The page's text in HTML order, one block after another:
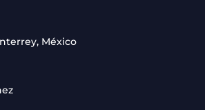
México